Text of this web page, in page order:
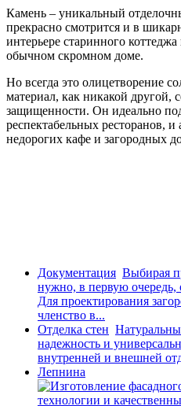
Камень – уникальный
прекрасно смотрится и в
интерьере старинного
обычном скромном доме.
Но всегда это олицетворение
материал, как никакой другой,
защищенности. Он идеально
респектабельных ресторанов,
недорогих кафе и загородных
Документация Выбирая
нужно, в первую
Для проектирования
членство в...
Отделка стен
надежность и
внутренней и внешней
Лепнина